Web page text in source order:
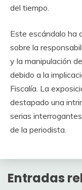
del tiempo.
Este escándalo ha
sobre la
y la manipulación
debido a la
Fiscalía. La
destapado una
serias
de la periodista.
Entradas